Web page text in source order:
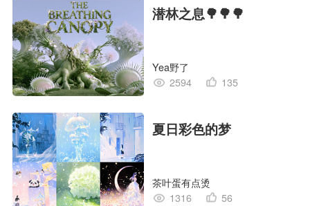
潜林之息🌳🌳🌳
Yea野了
2594
135
夏日彩色的梦
茶叶蛋有点烫
1316
56